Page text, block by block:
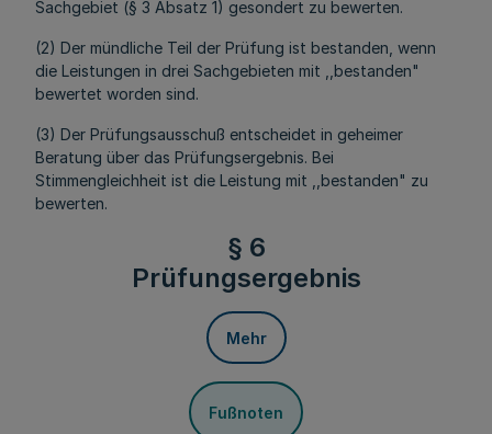
Sachgebiet (§ 3 Absatz 1) gesondert zu bewerten.
(2) Der mündliche Teil der Prüfung ist bestanden, wenn
die Leistungen in drei Sachgebieten mit ,,bestanden"
bewertet worden sind.
(3) Der Prüfungsausschuß entscheidet in geheimer
Beratung über das Prüfungsergebnis. Bei
Stimmengleichheit ist die Leistung mit ,,bestanden" zu
bewerten.
§ 6
Prüfungsergebnis
Mehr
Fußnoten